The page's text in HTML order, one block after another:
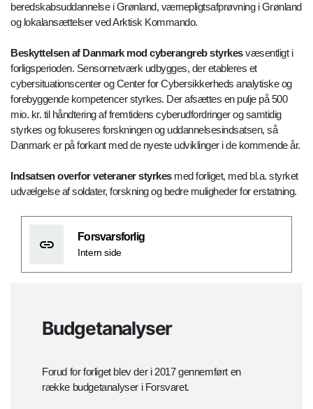
beredskabsuddannelse i Grønland, værnepligtsafprøvning i Grønland
og lokalansættelser ved Arktisk Kommando.
Beskyttelsen af Danmark mod cyberangreb styrkesvæsentligt i
forligsperioden. Sensornetværk udbygges, der etableres et
cybersituationscenter og Center for Cybersikkerheds analytiske og
forebyggende kompetencer styrkes. Der afsættes en pulje på 500
mio. kr. til håndtering af fremtidens cyberudfordringer og samtidig
styrkes og fokuseres forskningen og uddannelsesindsatsen, så
Danmark er på forkant med de nyeste udviklinger i de kommende år.
Indsatsen overfor veteraner styrkesmed forliget, med bl.a. styrket
udvælgelse af soldater, forskning og bedre muligheder for erstatning.
Forsvarsforlig
Intern side
Budgetanalyser
Forud for forliget blev der i 2017 gennemført en
række budgetanalyser i Forsvaret.